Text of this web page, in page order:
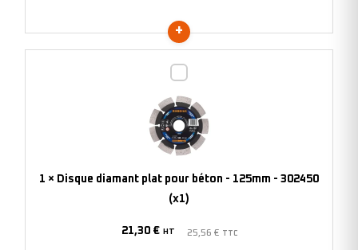
plat
pour
béton
125mm
302450
1 × Disque diamant plat pour béton - 125mm - 302450
(x1)
21,30 € HT 25,56 € TTC